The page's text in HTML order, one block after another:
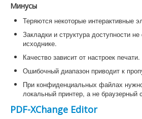
Минусы
Теряются некоторые интерактивные
Закладки и структура доступности
исходнике.
Качество зависит от настроек печати.
Ошибочный диапазон приводит к
При конфиденциальных файлах
локальный принтер, а не браузерный
PDF-XChange Editor